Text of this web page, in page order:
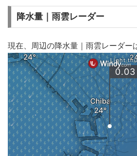
降水量｜雨雲レーダー
現在、周辺の降水量｜雨雲レーダー